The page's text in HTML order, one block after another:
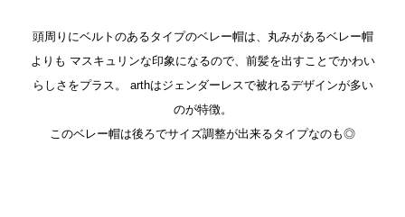
頭周りにベルトのあるタイプのベレー帽は、丸みがあるベレー帽
よりも マスキュリンな印象になるので、前髪を出すことでかわい
らしさをプラス。
arthはジェンダーレスで被れるデザインが多い
のが特徴。
このベレー帽は後ろでサイズ調整が出来るタイプなのも◎